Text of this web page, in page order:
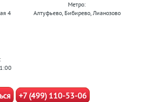
4
Метро:
Алтуфьево, Бибирево, Лианозово
+7 (499) 110-53-06